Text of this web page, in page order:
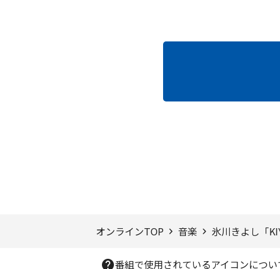
オンラインTOP 音楽 氷川きよし「
番組で使用されているアイコンについ